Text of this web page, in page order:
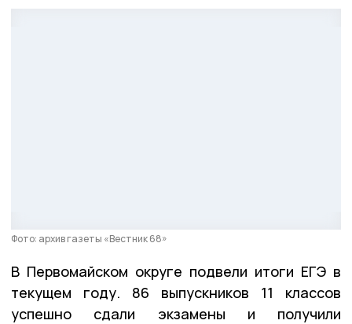
Фото: архив газеты «Вестник 68»
В Первомайском округе подвели итоги ЕГЭ в
текущем году. 86 выпускников 11 классов
успешно сдали экзамены и получили